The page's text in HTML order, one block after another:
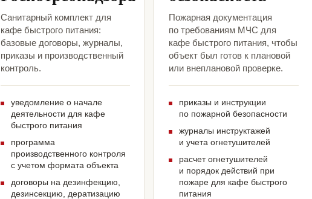
Санитарный комплект для
кафе быстрого питания:
базовые договоры, журналы,
приказы и производственный
контроль.
уведомление о начале
деятельности для кафе
быстрого питания
программа
производственного контроля
с учетом формата объекта
договоры на дезинфекцию,
дезинсекцию, дератизацию
Пожарная документация
по требованиям МЧС для
кафе быстрого питания, чтобы
объект был готов к плановой
или внеплановой проверке.
приказы и инструкции
по пожарной безопасности
журналы инструктажей
и учета огнетушителей
расчет огнетушителей
и порядок действий при
пожаре для кафе быстрого
питания